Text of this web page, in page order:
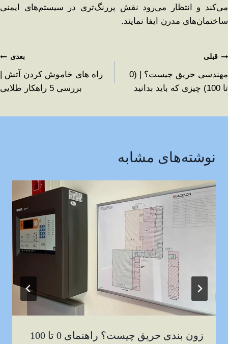
می‌کند و انتظار می‌رود نقش پررنگ‌تری در سیستم‌های ایمنی
ساختمان‌های مدرن ایفا نمایند.
قبلی
مهندسی حریق چیست؟ | (0
تا 100) چیزی که باید بدانید
بعدی
راه های خاموش کردن آتش |
بررسی 5 راهکار طلایی
نوشته‌های مشابه
زون بندی حریق چیست؟ راهنمای 0 تا 100